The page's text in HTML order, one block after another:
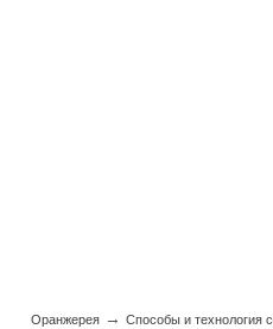
Оранжерея →Способы и технология